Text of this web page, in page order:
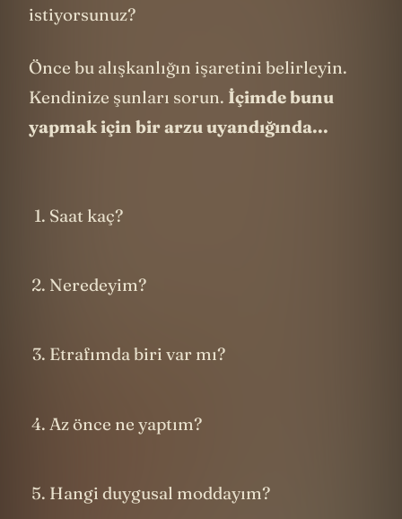
istiyorsunuz?
Önce bu alışkanlığın işaretini belirleyin.
Kendinize şunları sorun. İçimde bunu
yapmak için bir arzu uyandığında...
Saat kaç?
Neredeyim?
Etrafımda biri var mı?
Az önce ne yaptım?
Hangi duygusal moddayım?